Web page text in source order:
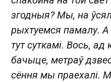
згодныя? Мы, на
рыхтуемся памалу.
тут суткамі. Вось,
бачыце, метраў
сёння мы праехалі.